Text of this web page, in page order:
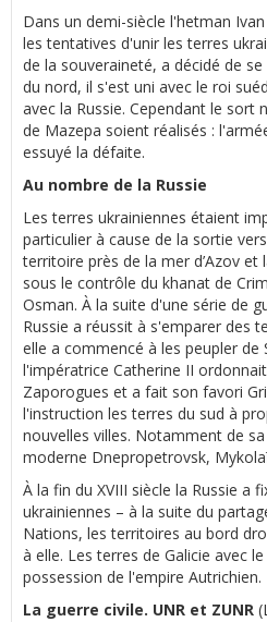
Dans un demi-siècle l'hetman
les tentatives d'unir les terres
de la souveraineté, a décidé de
du nord, il s'est uni avec le roi
avec la Russie. Cependant le sort
de Mazepa soient réalisés :
essuyé la défaite.
Au nombre de la Russie
Les terres ukrainiennes étaient
particulier à cause de la sortie
territoire près de la mer d’Azov
sous le contrôle du khanat de
Osman. À la suite d'une série de
Russie a réussit à s'emparer des
elle a commencé à les peupler
l'impératrice Catherine II
Zaporogues et a fait son favori
l'instruction les terres du sud à
nouvelles villes. Notamment de
moderne Dnepropetrovsk,
À la fin du XVIII siècle la Russie a
ukrainiennes – à la suite du
Nations, les territoires au bord
à elle. Les terres de Galicie avec
possession de l'empire Autrichien.
La guerre civile. UNR et ZUNR